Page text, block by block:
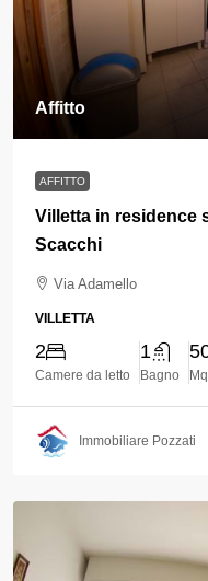
Affitto
AFFITTO
Villetta in residence
Scacchi
Via Adamello
VILLETTA
2
Camere da letto
1
Bagno Mq
Immobiliare Pozzati